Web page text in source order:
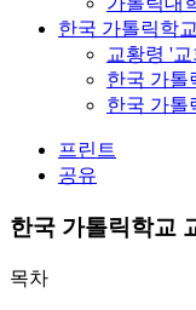
한국 가톨릭학
교황령 '
한국 가톨
한국 가톨
프린트
공유
한국 가톨릭학교
목차